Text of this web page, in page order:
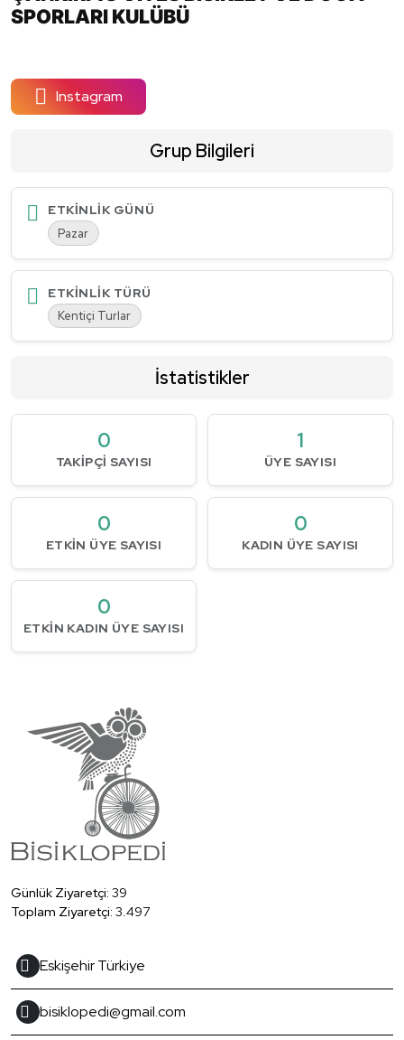
SPORLARI KULÜBÜ
Instagram
Grup Bilgileri
ETKINLIK GÜNÜ
Pazar
ETKINLIK TÜRÜ
Kentiçi Turlar
İstatistikler
0
TAKIPÇI SAYISI
1
ÜYE SAYISI
0
ETKIN ÜYE SAYISI
0
KADIN ÜYE SAYISI
0
ETKIN KADIN ÜYE SAYISI
Günlük Ziyaretçi: 39
Toplam Ziyaretçi: 3.497
Eskişehir Türkiye
bisiklopedi@gmail.com